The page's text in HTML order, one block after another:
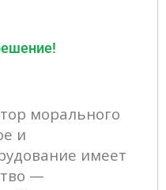
морального
и
имеет
—